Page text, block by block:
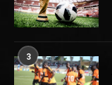
3